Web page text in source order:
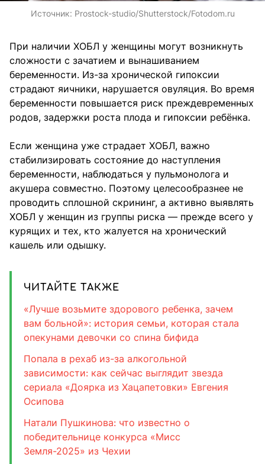
Источник: Prostock-studio/Shutterstock/Fotodom.ru
При наличии ХОБЛ у женщины могут возникнуть
сложности с зачатием и вынашиванием
беременности. Из-за хронической гипоксии
страдают яичники, нарушается овуляция. Во время
беременности повышается риск преждевременных
родов, задержки роста плода и гипоксии ребёнка.
Если женщина уже страдает ХОБЛ, важно
стабилизировать состояние до наступления
беременности, наблюдаться у пульмонолога и
акушера совместно. Поэтому целесообразнее не
проводить сплошной скрининг, а активно выявлять
ХОБЛ у женщин из группы риска — прежде всего у
курящих и тех, кто жалуется на хронический
кашель или одышку.
ЧИТАЙТЕ ТАКЖЕ
«Лучше возьмите здорового ребенка, зачем
вам больной»: история семьи, которая стала
опекунами девочки со спина бифида
Попала в рехаб из-за алкогольной
зависимости: как сейчас выглядит звезда
сериала «Доярка из Хацапетовки» Евгения
Осипова
Натали Пушкинова: что известно о
победительнице конкурса «Мисс
Земля-2025» из Чехии